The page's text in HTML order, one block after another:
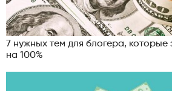
7 нужных тем для блогера, которые
на 100%